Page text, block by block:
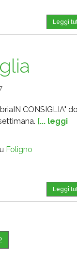
Leggi
CONSIGLIA"
[... leggi
Foligno
Leggi